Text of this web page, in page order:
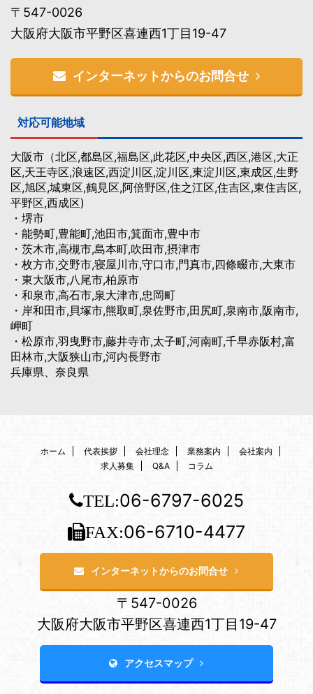
〒547-0026
大阪府大阪市平野区喜連西1丁目19-47
インターネットからのお問合せ
対応可能地域
大阪市（北区,都島区,福島区,此花区,中央区,西区,港区,大正
区,天王寺区,浪速区,西淀川区,淀川区,東淀川区,東成区,生野
区,旭区,城東区,鶴見区,阿倍野区,住之江区,住吉区,東住吉区,
平野区,西成区)
・堺市
・能勢町,豊能町,池田市,箕面市,豊中市
・茨木市,高槻市,島本町,吹田市,摂津市
・枚方市,交野市,寝屋川市,守口市,門真市,四條畷市,大東市
・東大阪市,八尾市,柏原市
・和泉市,高石市,泉大津市,忠岡町
・岸和田市,貝塚市,熊取町,泉佐野市,田尻町,泉南市,阪南市,
岬町
・松原市,羽曳野市,藤井寺市,太子町,河南町,千早赤阪村,富
田林市,大阪狭山市,河内長野市
兵庫県、奈良県
ホーム 代表挨拶 会社理念 業務案内
会社案内
求人募集
Q&A コラム
TEL:06-6797-6025
FAX:06-6710-4477
インターネットからのお問合せ
〒547-0026
大阪府大阪市平野区喜連西1丁目19-47
アクセスマップ